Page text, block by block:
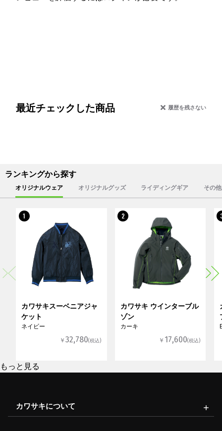
最近チェックした商品 履歴を残さない
ランキングから探す
オリジナルウェア オリジナルグッズ ライディングギア その
1
カワサキスーベニアジャ
ケット
ネイビー
￥32,780(税込)
2
カワサキ ウインターブル
ゾン
カーキ
￥ 17,600(税込)
もっと見る
カワサキについて